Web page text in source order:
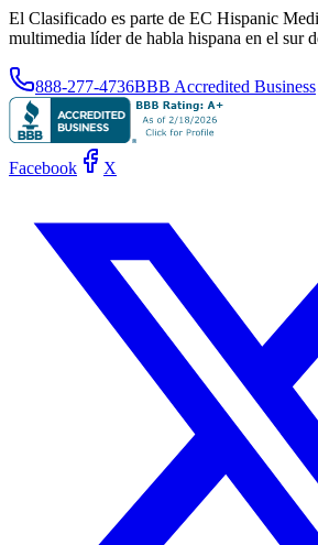
El Clasificado es parte de EC Hispanic
multimedia líder de habla hispana en el sur
888-277-4736BBB Accredited Business
Facebook X